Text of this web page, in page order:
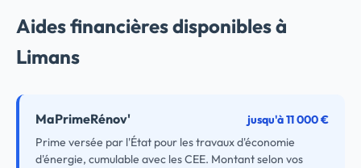
Aides financières disponibles à
Limans
MaPrimeRénov'
jusqu'à 11 000 €
Prime versée par l'État pour les travaux d'économie
d'énergie, cumulable avec les CEE. Montant selon vos